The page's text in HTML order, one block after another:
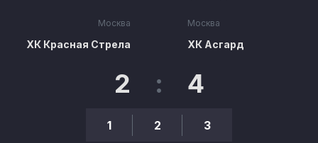
Москва
ХК Красная Стрела
2 : 4
1 2 3
Москва
ХК Асгард